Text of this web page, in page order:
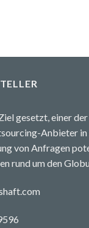
gesetzt, einer
Anbieter in
von Anfragen
rund um den